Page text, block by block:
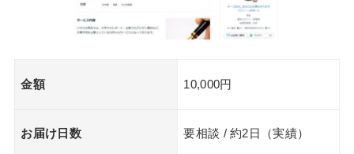
金額 10,000円
お届け日数 要相談 / 約2日（実績）